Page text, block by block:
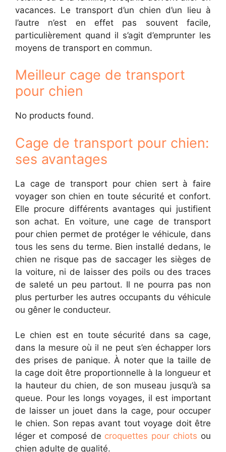
vacances. Le transport d’un chien d’un lieu à
l’autre n’est en effet pas souvent facile,
particulièrement quand il s’agit d’emprunter les
moyens de transport en commun.
Meilleur cage de transport
pour chien
No products found.
Cage de transport pour chien:
ses avantages
La cage de transport pour chien sert à faire
voyager son chien en toute sécurité et confort.
Elle procure différents avantages qui justifient
son achat. En voiture, une cage de transport
pour chien permet de protéger le véhicule, dans
tous les sens du terme. Bien installé dedans, le
chien ne risque pas de saccager les sièges de
la voiture, ni de laisser des poils ou des traces
de saleté un peu partout. Il ne pourra pas non
plus perturber les autres occupants du véhicule
ou gêner le conducteur.
Le chien est en toute sécurité dans sa cage,
dans la mesure où il ne peut s’en échapper lors
des prises de panique. À noter que la taille de
la cage doit être proportionnelle à la longueur et
la hauteur du chien, de son museau jusqu’à sa
queue. Pour les longs voyages, il est important
de laisser un jouet dans la cage, pour occuper
le chien. Son repas avant tout voyage doit être
léger et composé de croquettes pour chiots ou
chien adulte de qualité.